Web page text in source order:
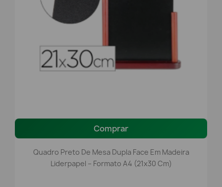
Comprar
Quadro Preto De Mesa Dupla Face Em Madeira
Liderpapel – Formato A4 (21x30 Cm)